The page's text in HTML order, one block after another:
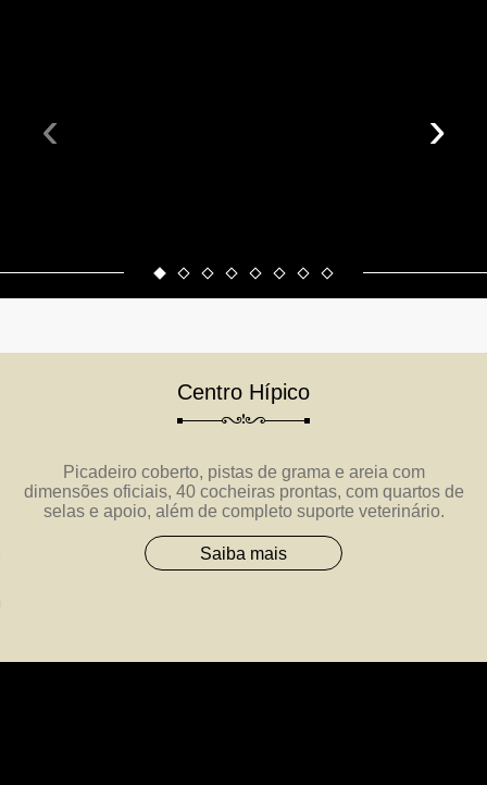
‹ ›
Centro Hípico
Picadeiro coberto, pistas de grama e areia com
dimensões oficiais, 40 cocheiras prontas, com quartos de
selas e apoio, além de completo suporte veterinário.
Saiba mais